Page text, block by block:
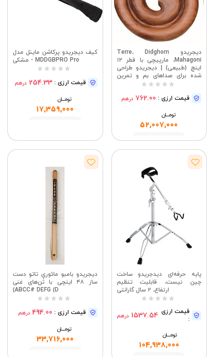
دیجریدو Terre، Didghorn
Mahagoni، مارپیچی با قطر ۱۲
اینچ (طبیعی) | دیجریدو طراحی
شده برای صداهای بم و تمرین
موسیقی؛ جزئیات کلیدی: ماهون،
قیمت ارزی : 762.00 درهم
تومــــــان
52,007,000
مشاهده
کیف دیجریدو پرکاشن ماینل مدل
MDDGBPRO Pro - مشکی
قیمت ارزی : 254.33 درهم
تومــــــان
17,359,000
پایه حرفه‌ای دیدجریدو ساخت
چین نیست، قابلیت تنظیم
ارتفاع، ۲ سال گارانتی
قیمت ارزی
:
1537.54 درهم
تومــــــان
104,938,000
دیجریدو بامبو مائوری تاتو دست
ساز ۴۸ اینچی با تُن‌های غنی
ABCC# DEFG (D)
قیمت ارزی : 494.00 درهم
تومــــــان
33,716,000